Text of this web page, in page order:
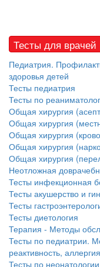
Тесты для врачей
Педиатрия.
здоровья детей
Тесты педиатрия
Тесты по
Общая хирургия
Общая хирургия
Общая хирургия
Общая хирургия
Общая хирургия
Неотложная
Тесты инфекционная
Тесты акушерство и
Тесты
Тесты диетология
Терапия - Методы
Тесты по педиатрии.
реактивность, аллергия
Тесты по